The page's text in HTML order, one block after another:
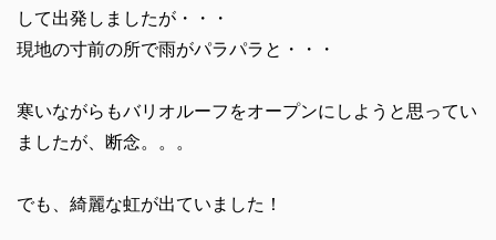
して出発しましたが・・・
現地の寸前の所で雨がパラパラと・・・
寒いながらもバリオルーフをオープンにしようと思ってい
ましたが、断念。。。
でも、綺麗な虹が出ていました！